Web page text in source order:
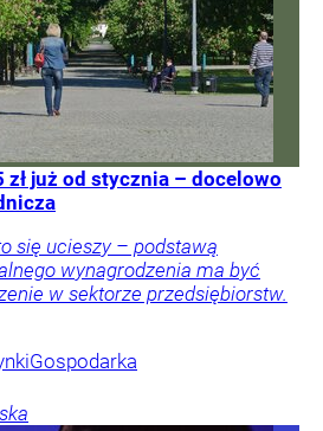
zł już od stycznia – docelowo
się ucieszy – podstawą
wynagrodzenia ma być
w sektorze przedsiębiorstw.
Gospodarka